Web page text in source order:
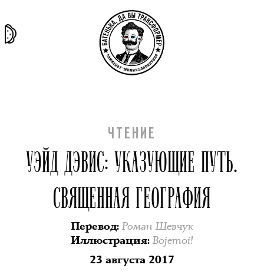
ЧТЕНИЕ
УЭЙД ДЭВИС: УКАЗУЮЩИЕ ПУТЬ.
СВЯЩЕННАЯ ГЕОГРАФИЯ
Перевод: Роман Шевчук
Иллюстрация: Bojemoi!
23 августа 2017